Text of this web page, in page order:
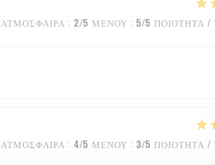
ΑΤΜΌΣΦΑΙΡΑ : 2/5 ΜΕΝΟΎ : 5/5 ΠΟΙΌΤΗΤΑ /
ΑΤΜΌΣΦΑΙΡΑ : 4/5 ΜΕΝΟΎ : 3/5 ΠΟΙΌΤΗΤΑ /